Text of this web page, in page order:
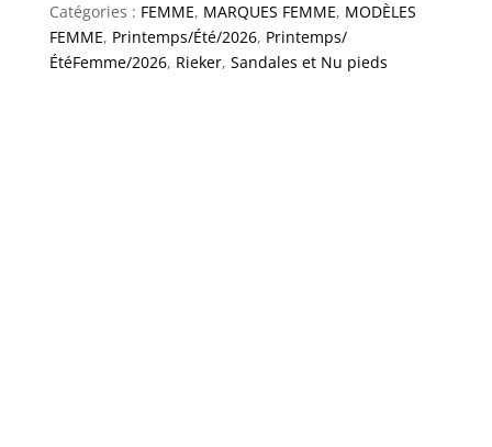
Catégories : FEMME, MARQUES FEMME, MODÈLES
FEMME, Printemps/Été/2026, Printemps/
ÉtéFemme/2026, Rieker, Sandales et Nu pieds